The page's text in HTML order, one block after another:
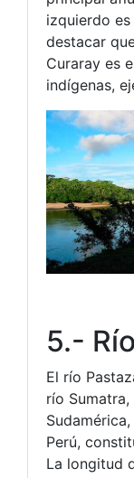
izquierdo
destacar
Curaray es
indígenas,
5.-
El río
río
Perú,
La longitud